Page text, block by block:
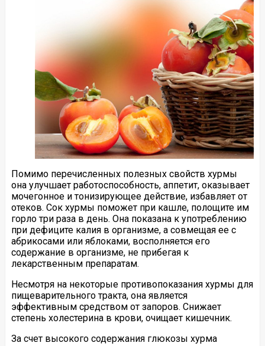
Помимо перечисленных полезных свойств хурмы
она улучшает работоспособность, аппетит, оказывает
мочегонное и тонизирующее действие, избавляет от
отеков. Сок хурмы поможет при кашле, полощите им
горло три раза в день. Она показана к употреблению
при дефиците калия в организме, а совмещая ее с
абрикосами или яблоками, восполняется его
содержание в организме, не прибегая к
лекарственным препаратам.
Несмотря на некоторые противопоказания хурмы для
пищеварительного тракта, она является
эффективным средством от запоров. Снижает
степень холестерина в крови, очищает кишечник.
За счет высокого содержания глюкозы хурма